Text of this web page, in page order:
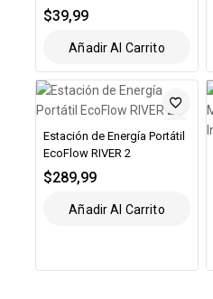
$39,99
Añadir Al Carrito
Estación de Energía Portátil
EcoFlow RIVER 2
$289,99
Añadir Al Carrito